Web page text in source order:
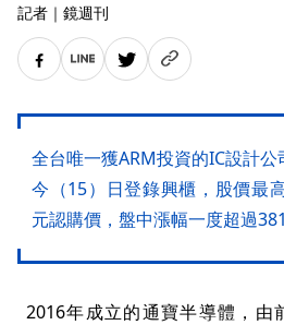
記者 ｜ 鏡週刊
全台唯一獲ARM投資的IC設計公
今（15）日登錄興櫃，股價最
元認購價，盤中漲幅一度超過
2016年成立的通寶半導體，由